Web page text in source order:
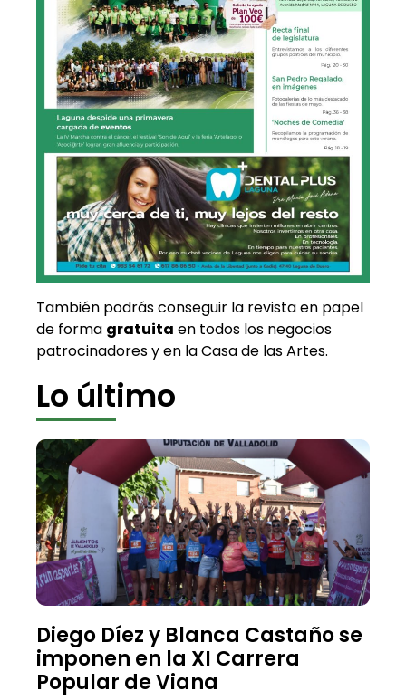
También podrás conseguir la revista en papel
de forma gratuita en todos los negocios
patrocinadores y en la Casa de las Artes.
Lo último
Diego Díez y Blanca Castaño se
imponen en la XI Carrera
Popular de Viana